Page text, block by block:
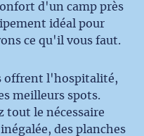
d'un camp près
idéal pour
ce qu'il vous faut.
offrent l'hospitalité,
meilleurs spots.
tout le nécessaire
des planches